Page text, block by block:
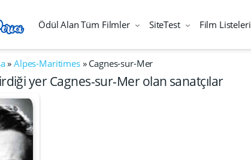
Ödül Alan Tüm Filmler SiteTest Film Listeleri
»Alpes-Maritimes» Cagnes-sur-Mer
yer Cagnes-sur-Mer olan sanatçılar